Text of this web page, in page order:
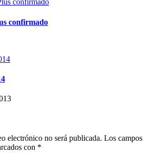
confirmado
electrónico no será publicada. Los campos
con *